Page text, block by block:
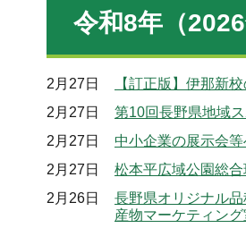
令和8年（
2月27日
【訂正版】伊那新
2月27日
第10回長野県地域
2月27日
中小企業の展示会
2月27日
松本平広域公園総
2月26日
長野県オリジナル
産物マーケティング